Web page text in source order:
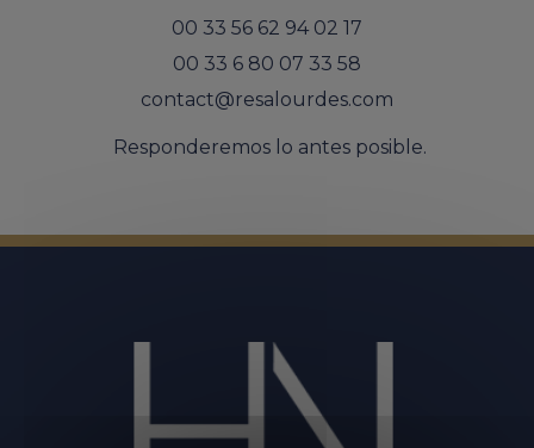
00 33 56 62 94 02 17
00 33 6 80 07 33 58
contact@resalourdes.com
Responderemos lo antes posible.